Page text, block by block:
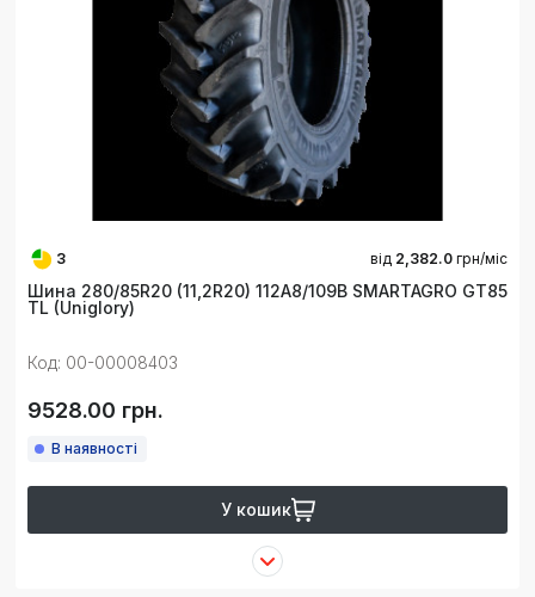
3 від 2,382.0 грн/міс
Шина 280/85R20 (11,2R20) 112A8/109B SMARTAGRO GT85
TL (Uniglory)
Код: 00-00008403
9528.00 грн.
В наявності
У кошик